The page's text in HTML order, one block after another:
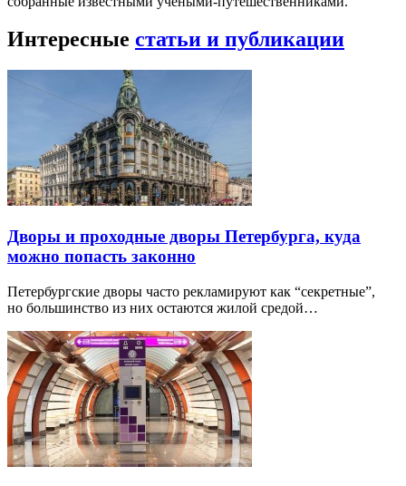
Интересные статьи и публикации
Дворы и проходные дворы Петербурга, куда
можно попасть законно
Петербургские дворы часто рекламируют как “секретные”,
но большинство из них остаются жилой средой…